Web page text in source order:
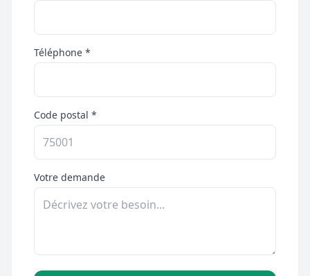
Téléphone *
Code postal *
Votre demande